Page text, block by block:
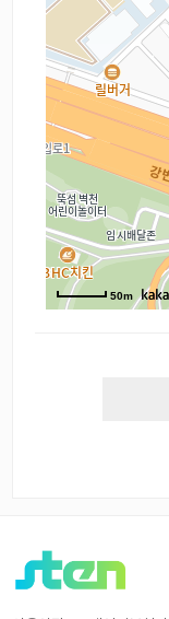
50m